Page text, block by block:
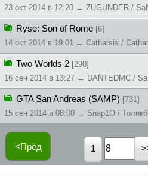
23 окт 2014 в 12:20 → ZUGUNDER /
Ryse: Son of Rome [6]
14 окт 2014 в 19:01 → Catharsis /
Two Worlds 2 [290]
16 сен 2014 в 13:27 → DANTEDMC /
GTA San Andreas (SAMP) [731]
15 сен 2014 в 08:00 → Snap1O /
<Пред 1